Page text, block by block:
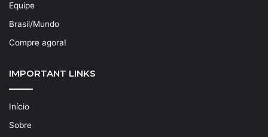
Equipe
Brasil/Mundo
Compre agora!
IMPORTANT LINKS
Início
Sobre